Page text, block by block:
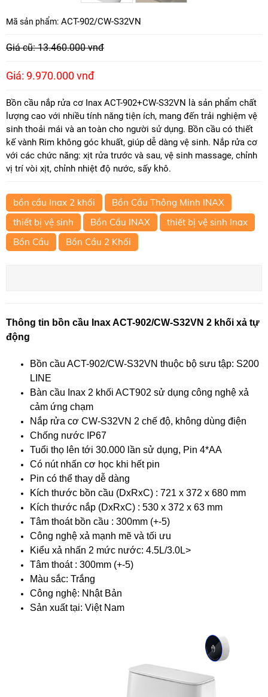
Mã sản phẩm: ACT-902/CW-S32VN
Giá cũ: 13.460.000 vnđ
Giá: 9.970.000 vnđ
Bồn cầu nắp rửa cơ Inax ACT-902+CW-S32VN là sản phẩm chất
lượng cao với nhiều tính năng tiện ích, mang đến trải nghiệm vệ
sinh thoải mái và an toàn cho người sử dụng. Bồn cầu có thiết
kế vành Rim không góc khuất, giúp dễ dàng vệ sinh. Nắp rửa cơ
với các chức năng: xịt rửa trước và sau, vệ sinh massage, chỉnh
vị trí vòi xịt, chỉnh nhiệt độ nước, sấy khô.
bồn cầu Inax 2 khối
Bồn Cầu Thông Minh INAX
thiết bị vệ sinh
Bồn Cầu INAX
thiết bị vệ sinh Inax
Bồn Cầu
Bồn Cầu 2 Khối
Thông tin bồn cầu Inax ACT-902/CW-S32VN 2 khối xả tự
động
Bồn cầu ACT-902/CW-S32VN thuộc bộ sưu tập: S200
LINE
Bàn cầu Inax 2 khối ACT902 sử dụng công nghệ xả
cảm ứng chạm
Nắp rửa cơ CW-S32VN 2 chế độ, không dùng điện
Chống nước IP67
Tuổi thọ lên tới 30.000 lần sử dụng, Pin 4*AA
Có nút nhấn cơ học khi hết pin
Pin có thể thay dễ dàng
Kích thước bồn cầu (DxRxC) : 721 x 372 x 680 mm
Kích thước nắp (DxRxC) : 530 x 372 x 63 mm
Tâm thoát bồn cầu : 300mm (+-5)
Công nghệ xả mạnh mẽ và tối ưu
Kiểu xả nhấn 2 mức nước: 4.5L/3.0L>
Tâm thoát : 300mm (+-5)
Màu sắc: Trắng
Công nghệ: Nhật Bản
Sản xuất tại: Việt Nam